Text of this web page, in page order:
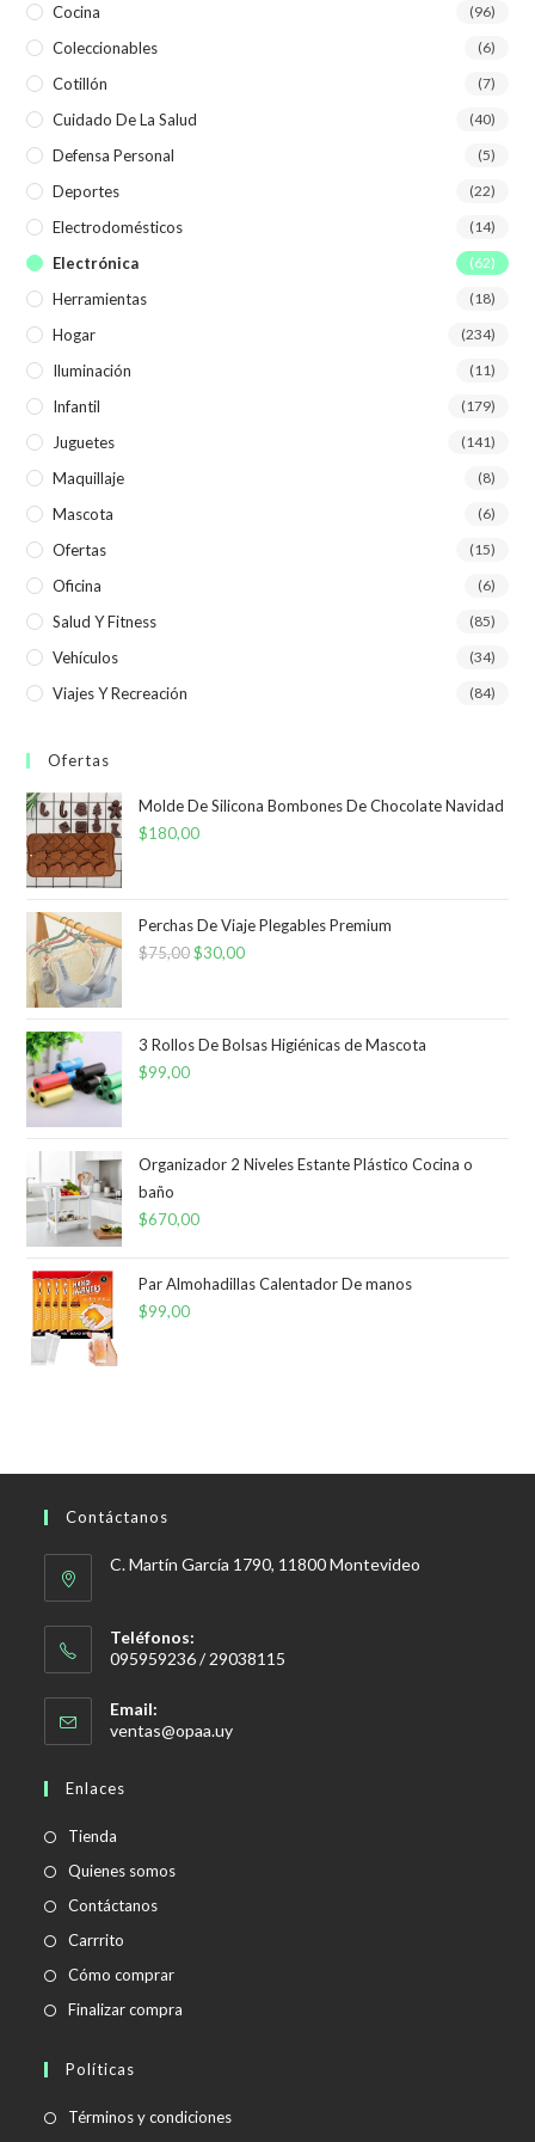
Cocina (96)
Coleccionables (6)
Cotillón (7)
Cuidado De La Salud (40)
Defensa Personal (5)
Deportes (22)
Electrodomésticos (14)
Electrónica (62)
Herramientas (18)
Hogar (234)
Iluminación (11)
Infantil (179)
Juguetes (141)
Maquillaje (8)
Mascota (6)
Ofertas (15)
Oficina (6)
Salud Y Fitness (85)
Vehículos (34)
Viajes Y Recreación (84)
Ofertas
Molde De Silicona Bombones De Chocolate Navidad
$180,00
Perchas De Viaje Plegables Premium
$75,00El
era:
$30,00El
es:
3 Rollos De Bolsas Higiénicas de Mascota
$99,00
Organizador 2 Niveles Estante Plástico Cocina o
baño
$670,00
Par Almohadillas Calentador De manos
$99,00
Contáctanos
C. Martín García 1790, 11800 Montevideo
Teléfonos:
095959236 / 29038115
Email:
ventas@opaa.uySe
Enlaces
Tienda
Quienes somos
Contáctanos
Carrrito
Cómo comprar
Finalizar compra
Políticas
Términos y condicionesSe